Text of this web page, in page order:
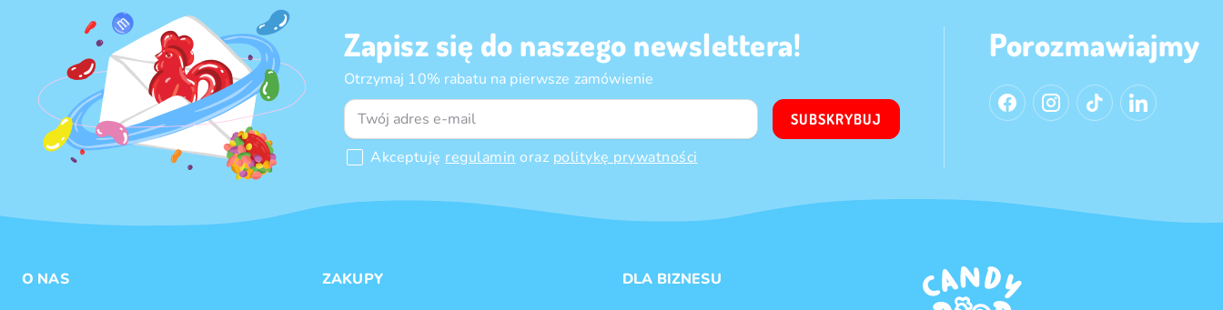
Zapisz się do naszego newslettera!
Otrzymaj 10% rabatu na pierwsze zamówienie
Akceptuję regulamin oraz politykę prywatności
SUBSKRYBUJ
Porozmawiajmy
O NAS
ZAKUPY
DLA BIZNESU